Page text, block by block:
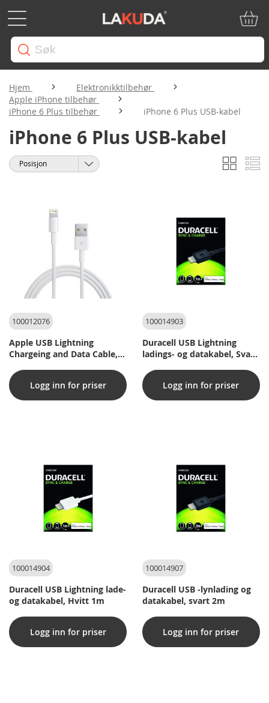
Hjem
Elektronikktilbehør
Apple iPhone tilbehør
iPhone 6 Plus tilbehør
iPhone 6 Plus USB-kabel
iPhone 6 Plus USB-kabel
Vise
som
Sorter
100012076
Apple USB Lightning
Chargeing and Data Cable,
Logg inn for priser
100014903
Duracell USB Lightning
ladings- og datakabel, Svart
Logg inn for priser
100014904
Duracell USB Lightning lade-
og datakabel, Hvitt 1m
Logg inn for priser
100014907
Duracell USB -lynlading og
datakabel, svart 2m
Logg inn for priser